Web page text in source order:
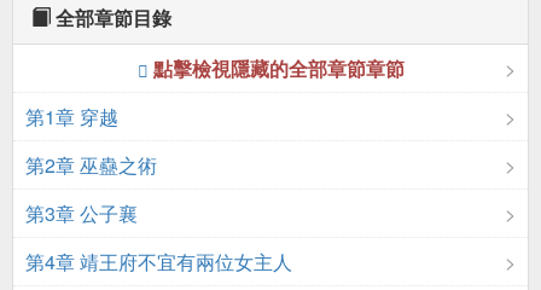
全部章節目錄
點擊檢視隱藏的全部章節章節
第1章 穿越
第2章 巫蠱之術
第3章 公子襄
第4章 靖王府不宜有兩位女主人